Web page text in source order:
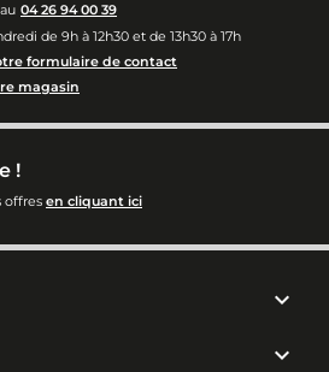
04 26 94 00 39
de 9h à 12h30 et de 13h30 à 17h
formulaire de contact
magasin
!
offres en cliquant ici

